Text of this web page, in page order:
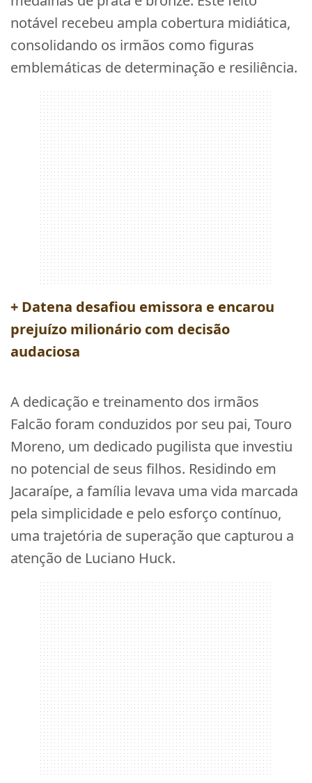
notável recebeu ampla cobertura midiática,
consolidando os irmãos como figuras
emblemáticas de determinação e resiliência.
+ Datena desafiou emissora e encarou
prejuízo milionário com decisão
audaciosa
A dedicação e treinamento dos irmãos
Falcão foram conduzidos por seu pai, Touro
Moreno, um dedicado pugilista que investiu
no potencial de seus filhos. Residindo em
Jacaraípe, a família levava uma vida marcada
pela simplicidade e pelo esforço contínuo,
uma trajetória de superação que capturou a
atenção de Luciano Huck.